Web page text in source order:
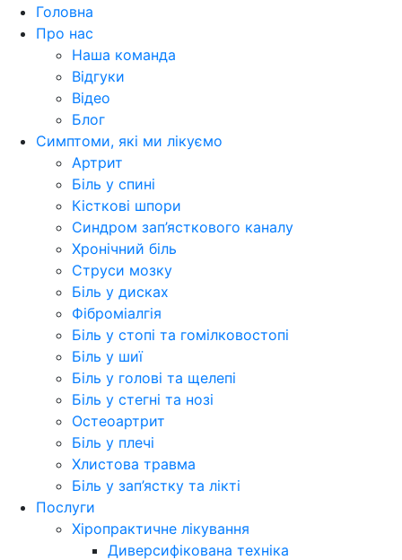
Головна
Про нас
Наша команда
Відгуки
Відео
Блог
Симптоми, які ми лікуємо
Артрит
Біль у спині
Кісткові шпори
Синдром зап’ясткового каналу
Хронічний біль
Струси мозку
Біль у дисках
Фіброміалгія
Біль у стопі та гомілковостопі
Біль у шиї
Біль у голові та щелепі
Біль у стегні та нозі
Остеоартрит
Біль у плечі
Хлистова травма
Біль у зап’ястку та лікті
Послуги
Хіропрактичне лікування
Диверсифікована техніка